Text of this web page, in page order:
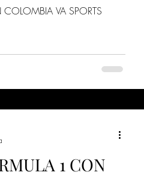
VA SPORTS
1 CON